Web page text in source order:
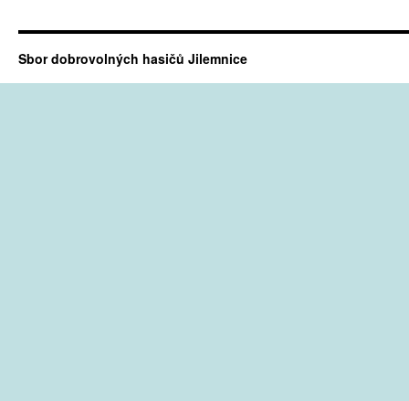
Sbor dobrovolných hasičů Jilemnice